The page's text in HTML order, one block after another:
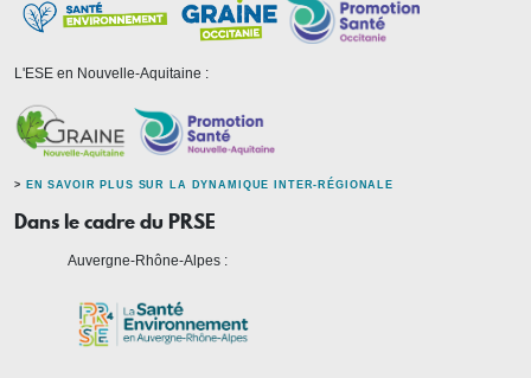
L'ESE en Nouvelle-Aquitaine :
> EN SAVOIR PLUS SUR LA DYNAMIQUE INTER-RÉGIONALE
Dans le cadre du PRSE
Auvergne-Rhône-Alpes :